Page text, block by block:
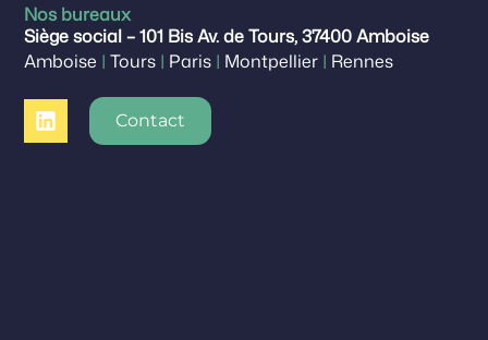
Nos bureaux
Siège social – 101 Bis Av. de Tours, 37400 Amboise
Amboise | Tours | Paris | Montpellier | Rennes
Contact